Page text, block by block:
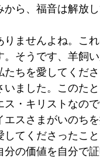
ら、福音は解放し
ませんよね。こ
そうです、羊飼
ちを愛してくだ
ました。このた
・キリストなの
スさまがいのち
てくださったこ
の価値を自分で証